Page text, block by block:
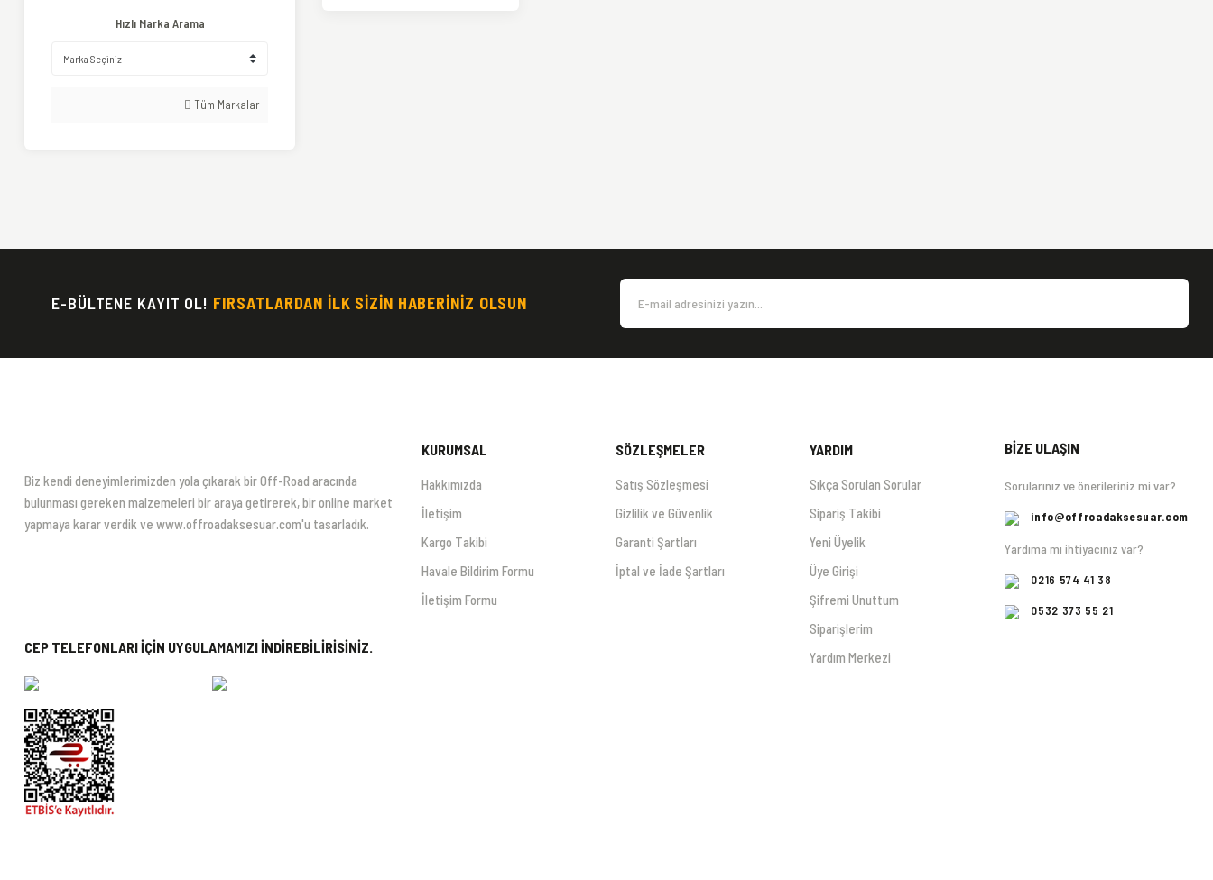
Hızlı Marka Arama
Tüm Markalar
E-BÜLTENE KAYIT OL! FIRSATLARDAN İLK SİZİN HABERİNİZ OLSUN
Biz kendi deneyimlerimizden yola çıkarak bir Off-Road aracında
bulunması gereken malzemeleri bir araya getirerek, bir online market
yapmaya karar verdik ve www.offroadaksesuar.com'u tasarladık.
CEP TELEFONLARI İÇİN UYGULAMAMIZI İNDİREBİLİRİSİNİZ.
KURUMSAL
Hakkımızda
İletişim
Kargo Takibi
Havale Bildirim Formu
İletişim Formu
SÖZLEŞMELER
Satış Sözleşmesi
Gizlilik ve Güvenlik
Garanti Şartları
İptal ve İade Şartları
YARDIM
Sıkça Sorulan Sorular
Sipariş Takibi
Yeni Üyelik
Üye Girişi
Şifremi Unuttum
Siparişlerim
Yardım Merkezi
BİZE ULAŞIN
Sorularınız ve önerileriniz mi var?
info@offroadaksesuar.com
Yardıma mı ihtiyacınız var?
0216 574 41 38
0532 373 55 21